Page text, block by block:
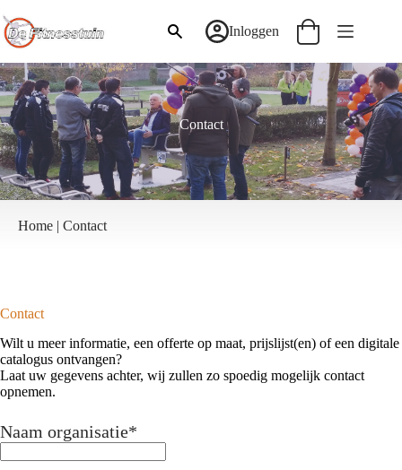
naar
de
Inloggen Winkelwagen
Contact
Home | Contact
Contact
Wilt u meer informatie, een offerte op maat, prijslijst(en) of een digitale
catalogus ontvangen?
Laat uw gegevens achter, wij zullen zo spoedig mogelijk contact
opnemen.
Naam organisatie*